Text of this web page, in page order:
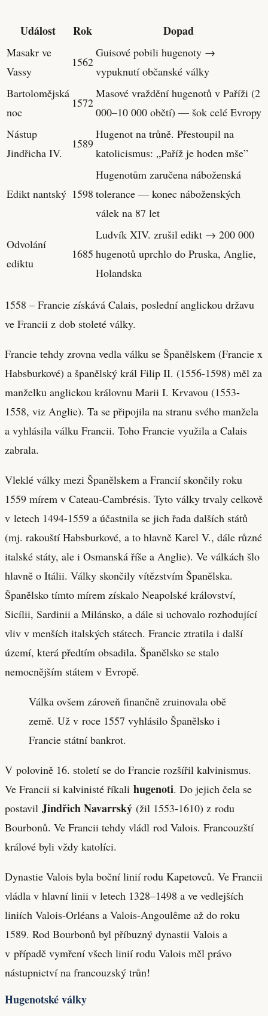
Událost Rok Dopad
Masakr ve
Vassy
1562
Guisové pobili hugenoty →
vypuknutí občanské války
Bartolomějská
noc
1572
Masové vraždění hugenotů v Paříži (2
000–10 000 obětí) — šok celé Evropy
Nástup
Jindřicha IV.
1589
Hugenot na trůně. Přestoupil na
katolicismus: „Paříž je hoden mše”
Edikt nantský 1598
Hugenotům zaručena náboženská
tolerance — konec náboženských
válek na 87 let
Odvolání
ediktu
1685
Ludvík XIV. zrušil edikt → 200 000
hugenotů uprchlo do Pruska, Anglie,
Holandska
1558 – Francie získává Calais, poslední anglickou državu
ve Francii z dob stoleté války.
Francie tehdy zrovna vedla válku se Španělskem (Francie x
Habsburkové) a španělský král Filip II. (1556-1598) měl za
manželku anglickou královnu Marii I. Krvavou (1553-
1558, viz Anglie). Ta se připojila na stranu svého manžela
a vyhlásila válku Francii. Toho Francie využila a Calais
zabrala.
Vleklé války mezi Španělskem a Francií skončily roku
1559 mírem v Cateau-Cambrésis. Tyto války trvaly celkově
v letech 1494-1559 a účastnila se jich řada dalších států
(mj. rakouští Habsburkové, a to hlavně Karel V., dále různé
italské státy, ale i Osmanská říše a Anglie). Ve válkách šlo
hlavně o Itálii. Války skončily vítězstvím Španělska.
Španělsko tímto mírem získalo Neapolské království,
Sicílii, Sardinii a Milánsko, a dále si uchovalo rozhodující
vliv v menších italských státech. Francie ztratila i další
území, která předtím obsadila. Španělsko se stalo
nemocnějším státem v Evropě.
Válka ovšem zároveň finančně zruinovala obě
země. Už v roce 1557 vyhlásilo Španělsko i
Francie státní bankrot.
V polovině 16. století se do Francie rozšířil kalvinismus.
Ve Francii si kalvinisté říkali hugenoti. Do jejich čela se
postavil Jindřich Navarrský (žil 1553-1610) z rodu
Bourbonů. Ve Francii tehdy vládl rod Valois. Francouzští
králové byli vždy katolíci.
Dynastie Valois byla boční linií rodu Kapetovců. Ve Francii
vládla v hlavní linii v letech 1328–1498 a ve vedlejších
liniích Valois-Orléans a Valois-Angoulême až do roku
1589. Rod Bourbonů byl příbuzný dynastii Valois a
v případě vymření všech linií rodu Valois měl právo
nástupnictví na francouzský trůn!
Hugenotské války